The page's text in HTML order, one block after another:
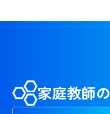
家庭教師の